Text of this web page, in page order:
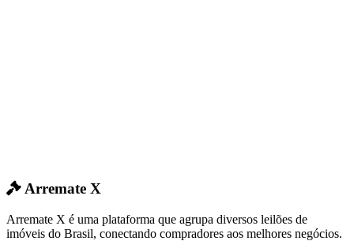
Arremate X
Arremate X é uma plataforma que agrupa diversos leilões de
imóveis do Brasil, conectando compradores aos melhores negócios.